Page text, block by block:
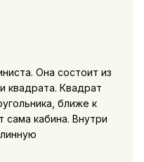
Она состоит из
квадрата. Квадрат
ближе к
кабина. Внутри